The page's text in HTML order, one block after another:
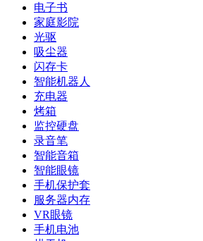
电子书
家庭影院
光驱
吸尘器
闪存卡
智能机器人
充电器
烤箱
监控硬盘
录音笔
智能音箱
智能眼镜
手机保护套
服务器内存
VR眼镜
手机电池